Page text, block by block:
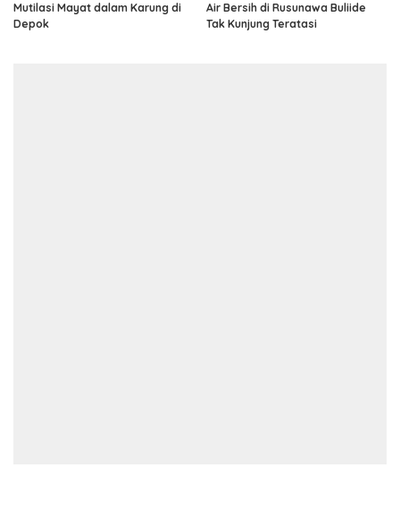
Mutilasi Mayat dalam Karung di
Depok
Air Bersih di Rusunawa Buliide
Tak Kunjung Teratasi